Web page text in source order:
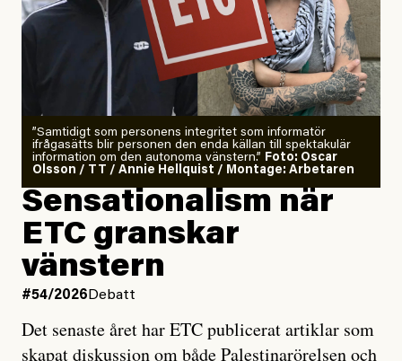
”Samtidigt som personens integritet som informatör
ifrågasätts blir personen den enda källan till spektakulär
information om den autonoma vänstern.” Foto: Oscar
Olsson / TT / Annie Hellquist / Montage: Arbetaren
Sensationalism när
ETC granskar
vänstern
#54/2026 Debatt
Det senaste året har ETC publicerat artiklar som
skapat diskussion om både Palestinarörelsen och